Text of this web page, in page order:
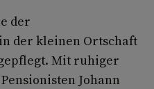
der
der kleinen Ortschaft
Mit ruhiger
Johann